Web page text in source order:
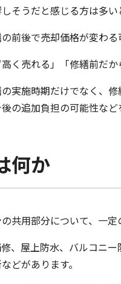
そうだと感じる方は多い
前後で売却価格が変わる
く売れる」「修繕前だ
実施時期だけでなく、
の追加負担の可能性など
何か
共用部分について、一
、屋上防水、バルコニ
どがあります。